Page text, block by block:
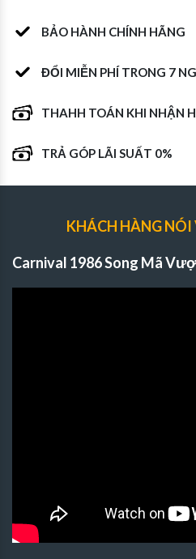
BẢO HÀNH CHÍNH HÃNG
ĐỔI MIỄN PHÍ TRONG 7
THAHH TOÁN KHI NHẬN
TRẢ GÓP LÃI SUẤT 0%
KHÁCH HÀNG NÓI
Carnival 1986 Song Mã